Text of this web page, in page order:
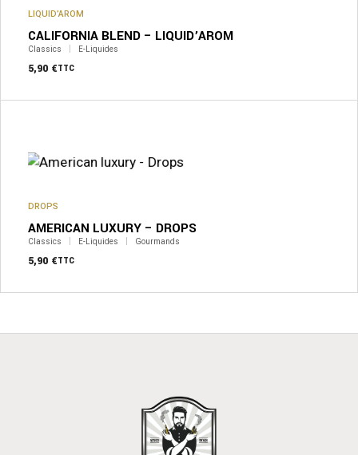
LIQUID’AROM
CALIFORNIA BLEND – LIQUID’AROM
Classics E-Liquides
5,90 €TTC
peuvent
choisies
page
produit
DROPS
AMERICAN LUXURY – DROPS
Classics E-Liquides Gourmands
5,90 €TTC
variations.
peuvent
choisies
page
produit